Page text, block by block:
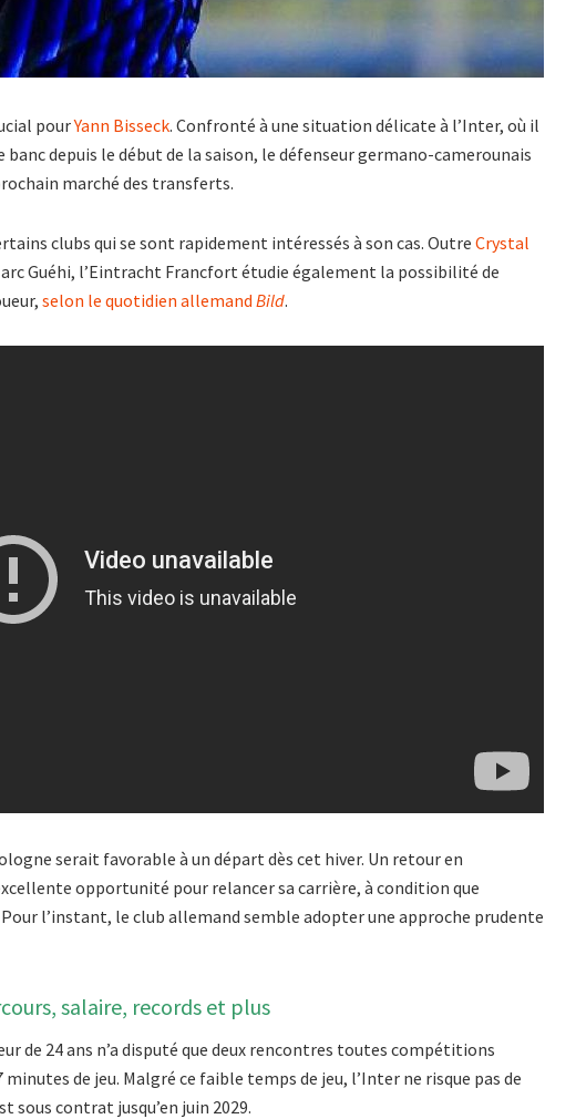
pourYann Bisseck. Confronté à une situation délicate à l’Inter, où il
depuis le début de la saison, le défenseur germano-camerounais
marché des transferts.
clubs qui se sont rapidement intéressés à son cas. Outre Crystal
Guéhi, l’Eintracht Francfort étudie également la possibilité de
selon le quotidien allemand Bild.
serait favorable à un départ dès cet hiver. Un retour en
opportunité pour relancer sa carrière, à condition que
Pour l’instant, le club allemand semble adopter une approche prudente
salaire, records et plus
de 24 ans n’a disputé que deux rencontres toutes compétitions
de jeu. Malgré ce faible temps de jeu, l’Inter ne risque pas de
sous contrat jusqu’en juin 2029.